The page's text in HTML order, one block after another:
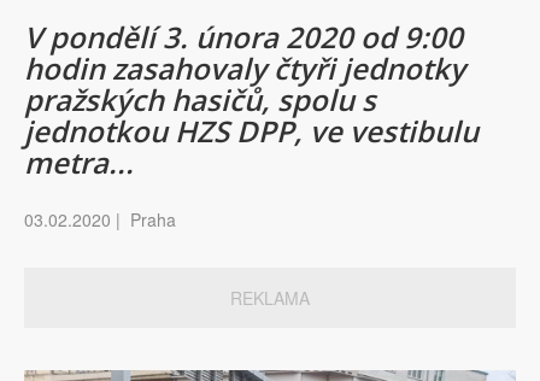
V pondělí 3. února 2020 od 9:00
hodin zasahovaly čtyři jednotky
pražských hasičů, spolu s
jednotkou HZS DPP, ve vestibulu
metra...
03.02.2020 | Praha
REKLAMA